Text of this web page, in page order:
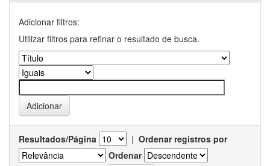
Adicionar filtros:
Utilizar filtros para refinar o resultado de busca.
Resultados/Página | Ordenar registros por
Ordenar